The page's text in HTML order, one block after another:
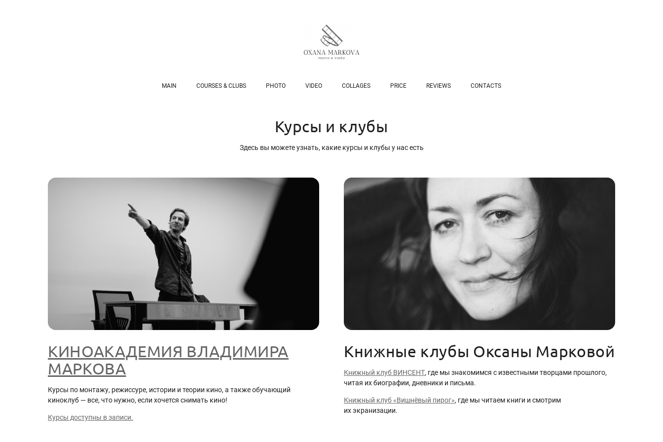
MAIN COURSES & CLUBS PHOTO VIDEO COLLAGES PRICE REVIEWS CONTACTS
Курсы и клубы
Здесь вы можете узнать, какие курсы и клубы у нас есть
КИНОАКАДЕМИЯ ВЛАДИМИРА
МАРКОВА
Курсы по монтажу, режиссуре, истории и теории кино, а также обучающий
киноклуб — все, что нужно, если хочется снимать кино!
Курсы доступны в записи.
Книжные клубы Оксаны Марковой
Книжный клуб ВИНСЕНТ, где мы знакомимся с известными творцами прошлого,
читая их биографии, дневники и письма.
Книжный клуб «Вишнёвый пирог», где мы читаем книги и смотрим
их экранизации.